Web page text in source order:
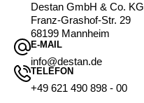
Destan GmbH & Co. KG
Franz-Grashof-Str. 29
68199 Mannheim
E-MAIL
info@destan.de
TELEFON
+49 621 490 898 - 00